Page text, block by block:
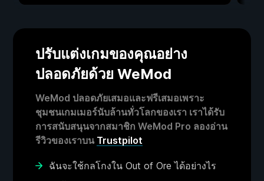
ปรับแต่งเกมของคุณอย่าง
ปลอดภัยด้วย WeMod
WeMod ปลอดภัยเสมอและฟรีเสมอเพราะ
ชุมชนเกมเมอร์นับล้านทั่วโลกของเรา เราได้รับ
การสนับสนุนจากสมาชิก WeMod Pro ลองอ่าน
รีวิวของเราบน Trustpilot
ฉันจะใช้กลโกงใน Out of Ore ได้อย่างไร